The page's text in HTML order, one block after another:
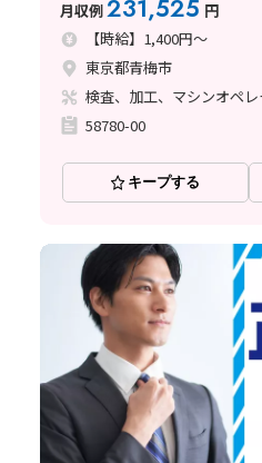
月収例231,525 円
【時給】1,400円～
東京都青梅市
58780-00
キープする